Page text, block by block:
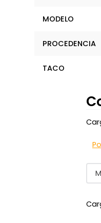
MODELO
PROCEDENCIA
TACO